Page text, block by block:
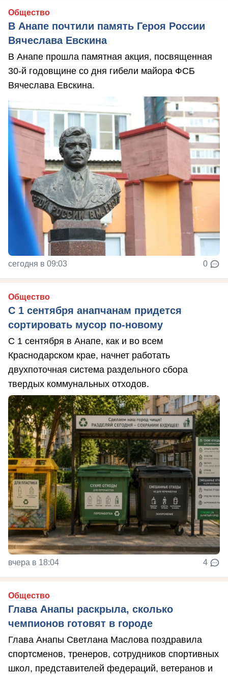
Общество
В Анапе почтили память Героя России
Вячеслава Евскина
В Анапе прошла памятная акция, посвященная
30-й годовщине со дня гибели майора ФСБ
Вячеслава Евскина.
сегодня в 09:03 0
Общество
С 1 сентября анапчанам придется
сортировать мусор по-новому
С 1 сентября в Анапе, как и во всем
Краснодарском крае, начнет работать
двухпоточная система раздельного сбора
твердых коммунальных отходов.
вчера в 18:04 4
Общество
Глава Анапы раскрыла, сколько
чемпионов готовят в городе
Глава Анапы Светлана Маслова поздравила
спортсменов, тренеров, сотрудников спортивных
школ, представителей федераций, ветеранов и